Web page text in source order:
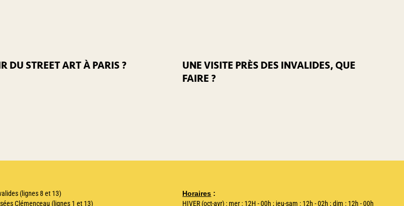
DU STREET ART À PARIS ?
UNE VISITE PRÈS DES INVALIDES, QUE
FAIRE ?
(lignes 8 et 13)
Clémenceau (lignes 1 et 13)
Horaires :
HIVER (oct-avr) : mer : 12H - 00h ; jeu-sam : 12h - 02h ; dim : 12h - 00h